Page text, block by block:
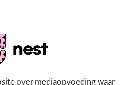
over mediaopvoeding waar